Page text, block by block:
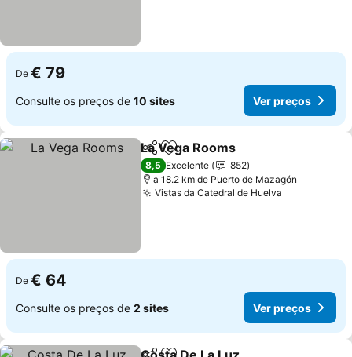
De € 79
Consulte os preços de 10 sites Ver preços
PartilharAdicionar aos favoritos
La Vega Rooms
8,5 Excelente
852
a 18.2 km de Puerto de Mazagón
Vistas da Catedral de Huelva
De € 64
Consulte os preços de 2 sites Ver preços